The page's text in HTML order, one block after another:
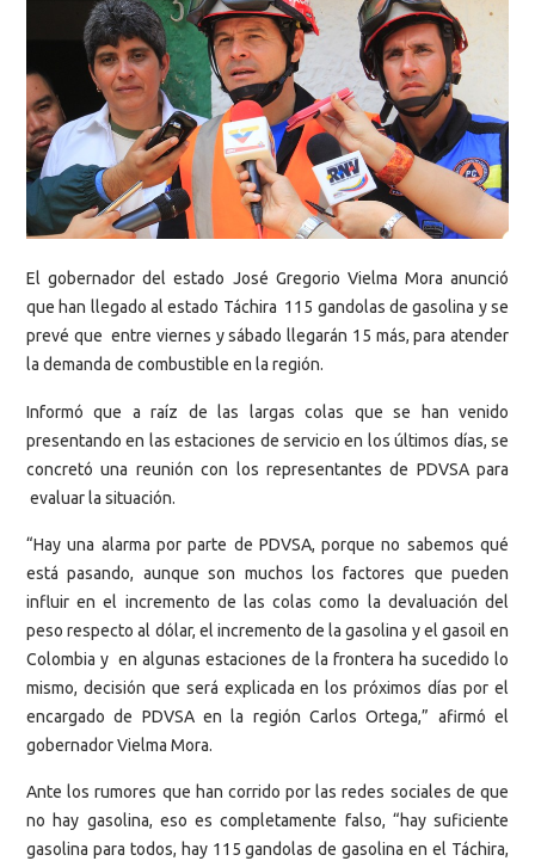
El gobernador del estado José Gregorio Vielma Mora anunció
que han llegado al estado Táchira 115 gandolas de gasolina y se
prevé que entre viernes y sábado llegarán 15 más, para atender
la demanda de combustible en la región.
Informó que a raíz de las largas colas que se han venido
presentando en las estaciones de servicio en los últimos días, se
concretó una reunión con los representantes de PDVSA para
evaluar la situación.
“Hay una alarma por parte de PDVSA, porque no sabemos qué
está pasando, aunque son muchos los factores que pueden
influir en el incremento de las colas como la devaluación del
peso respecto al dólar, el incremento de la gasolina y el gasoil en
Colombia y en algunas estaciones de la frontera ha sucedido lo
mismo, decisión que será explicada en los próximos días por el
encargado de PDVSA en la región Carlos Ortega,” afirmó el
gobernador Vielma Mora.
Ante los rumores que han corrido por las redes sociales de que
no hay gasolina, eso es completamente falso, “hay suficiente
gasolina para todos, hay 115 gandolas de gasolina en el Táchira,